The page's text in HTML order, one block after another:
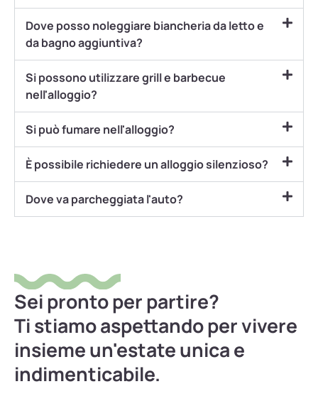
Dove posso noleggiare biancheria da letto e
da bagno aggiuntiva?
Si possono utilizzare grill e barbecue
nell'alloggio?
Si può fumare nell'alloggio?
È possibile richiedere un alloggio silenzioso?
Dove va parcheggiata l'auto?
Sei pronto per partire?
Ti stiamo aspettando per vivere
insieme un'estate unica e
indimenticabile.